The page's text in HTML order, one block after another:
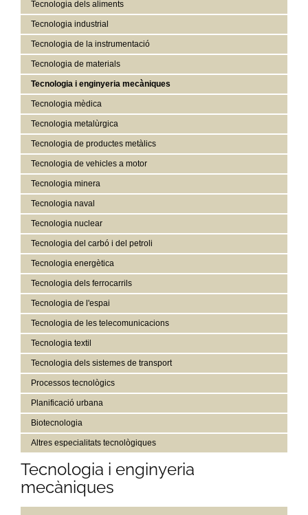
Tecnologia dels aliments
Tecnologia industrial
Tecnologia de la instrumentació
Tecnologia de materials
Tecnologia i enginyeria mecàniques
Tecnologia mèdica
Tecnologia metalùrgica
Tecnologia de productes metàlics
Tecnologia de vehicles a motor
Tecnologia minera
Tecnologia naval
Tecnologia nuclear
Tecnologia del carbó i del petroli
Tecnologia energètica
Tecnologia dels ferrocarrils
Tecnologia de l'espai
Tecnologia de les telecomunicacions
Tecnologia textil
Tecnologia dels sistemes de transport
Processos tecnològics
Planificació urbana
Biotecnologia
Altres especialitats tecnològiques
Tecnologia i enginyeria
mecàniques